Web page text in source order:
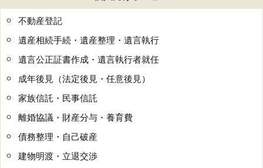
不動産登記
遺産相続手続・遺産整理・遺言執行
遺言公正証書作成・遺言執行者就任
成年後見（法定後見・任意後見）
家族信託・民事信託
離婚協議・財産分与・養育費
債務整理・自己破産
建物明渡・立退交渉